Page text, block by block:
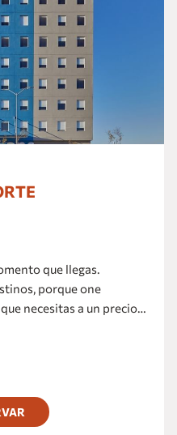
que llegas.
porque one
necesitas a un precio